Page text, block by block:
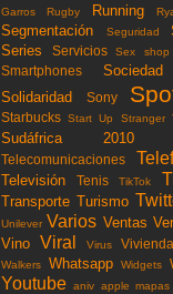
Garros
Rugby Running
Segmentación
Seguridad
Series Servicios Sex shop
Smartphones Sociedad
Solidaridad Sony
Starbucks Start Up Stranger
Sudáfrica 2010
Telecomunicaciones
Televisión Tenis TikTok
Transporte Turismo
Unilever Varios Ventas
Vino Viral Virus Vivienda
Walkers Whatsapp Widgets
Youtube aniv apple mapas